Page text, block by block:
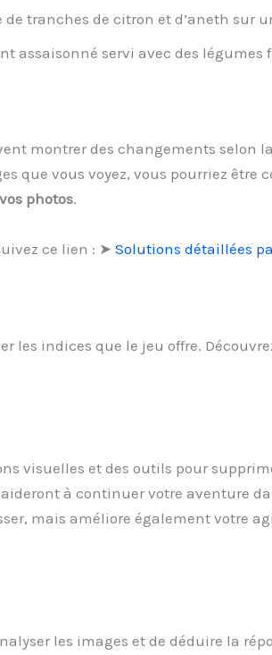
tranches de citron et d’aneth sur
assaisonné servi avec des légumes
montrer des changements selon
que vous voyez, vous pourriez être
photos.
ce lien : ➤ Solutions détaillées
les indices que le jeu offre.
visuelles et des outils pour
à continuer votre aventure
mais améliore également votre
les images et de déduire la